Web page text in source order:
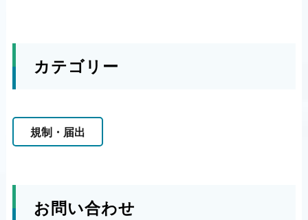
カテゴリー
規制・届出
お問い合わせ